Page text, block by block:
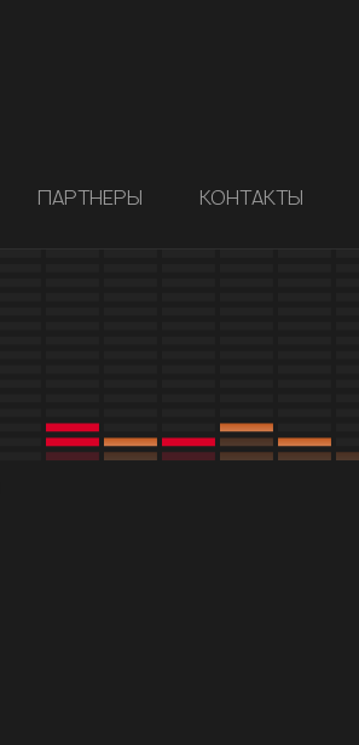
ПАРТНЕРЫ КОНТАКТЫ